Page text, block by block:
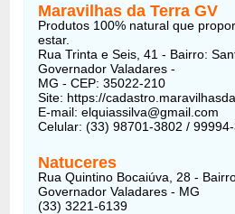
Maravilhas da Terra GV
Produtos 100% natural que
estar.
Rua Trinta e Seis, 41 - Bairro:
Governador Valadares -
MG - CEP: 35022-210
Site: https://
E-mail: elquiassilva@gmail.com
Celular: (33) 98701-3802 /
Natuceres
Rua Quintino Bocaiúva, 28 -
Governador Valadares - MG
(33) 3221-6139